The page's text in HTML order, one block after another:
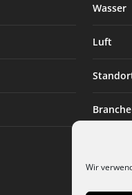
Wir
Wasser
Luft